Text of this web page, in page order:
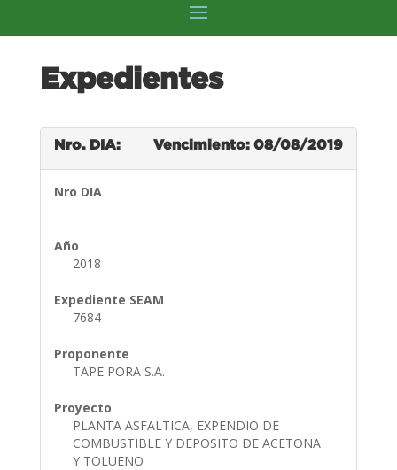
Expedientes
Nro. DIA: Vencimiento: 08/08/2019
Nro DIA
Año
2018
Expediente SEAM
7684
Proponente
TAPE PORA S.A.
Proyecto
PLANTA ASFALTICA, EXPENDIO DE
COMBUSTIBLE Y DEPOSITO DE ACETONA
Y TOLUENO